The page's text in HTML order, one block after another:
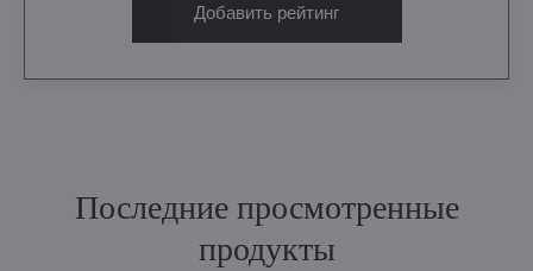
Добавить рейтинг
Последние просмотренные
продукты